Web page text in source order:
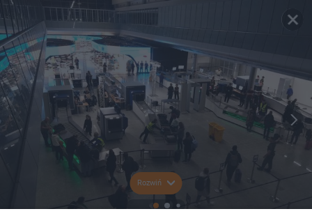
Rozwiń